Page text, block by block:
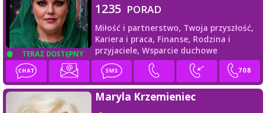
TERAZ DOSTĘPNY
1235 PORAD
Miłość i partnerstwo, Twoja przyszłość,
Kariera i praca, Finanse, Rodzina i
przyjaciele, Wsparcie duchowe
Maryla Krzemieniec